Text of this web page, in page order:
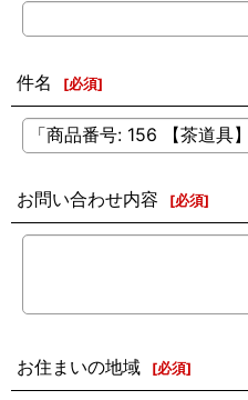
件名 [必須]
お問い合わせ内容 [必須]
お住まいの地域 [必須]